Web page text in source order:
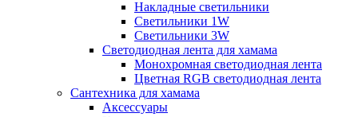
Накладные светильники
Светильники 1W
Светильники 3W
Светодиодная лента для хамама
Монохромная светодиодная лента
Цветная RGB светодиодная лента
Сантехника для хамама
Аксессуары